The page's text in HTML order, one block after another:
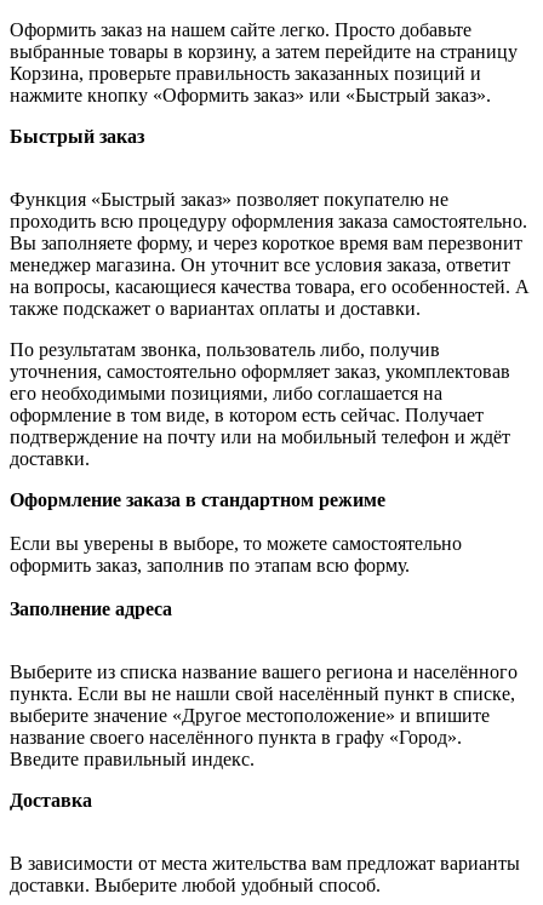
Оформить заказ на нашем сайте легко. Просто добавьте
выбранные товары в корзину, а затем перейдите на страницу
Корзина, проверьте правильность заказанных позиций и
нажмите кнопку «Оформить заказ» или «Быстрый заказ».
Быстрый заказ
Функция «Быстрый заказ» позволяет покупателю не
проходить всю процедуру оформления заказа самостоятельно.
Вы заполняете форму, и через короткое время вам перезвонит
менеджер магазина. Он уточнит все условия заказа, ответит
на вопросы, касающиеся качества товара, его особенностей. А
также подскажет о вариантах оплаты и доставки.
По результатам звонка, пользователь либо, получив
уточнения, самостоятельно оформляет заказ, укомплектовав
его необходимыми позициями, либо соглашается на
оформление в том виде, в котором есть сейчас. Получает
подтверждение на почту или на мобильный телефон и ждёт
доставки.
Оформление заказа в стандартном режиме
Если вы уверены в выборе, то можете самостоятельно
оформить заказ, заполнив по этапам всю форму.
Заполнение адреса
Выберите из списка название вашего региона и населённого
пункта. Если вы не нашли свой населённый пункт в списке,
выберите значение «Другое местоположение» и впишите
название своего населённого пункта в графу «Город».
Введите правильный индекс.
Доставка
В зависимости от места жительства вам предложат варианты
доставки. Выберите любой удобный способ.